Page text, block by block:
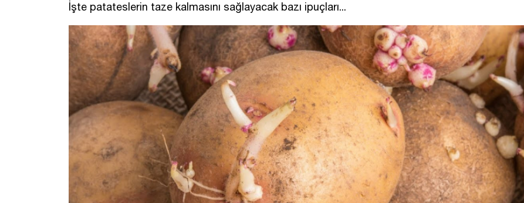
İşte patateslerin taze kalmasını sağlayacak bazı ipuçları...